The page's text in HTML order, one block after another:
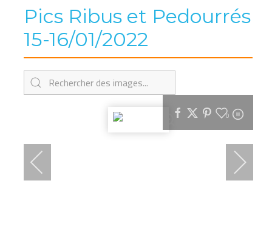
Pics Ribus et Pedourrés
15-16/01/2022
0